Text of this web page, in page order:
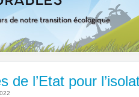
de l’Etat pour